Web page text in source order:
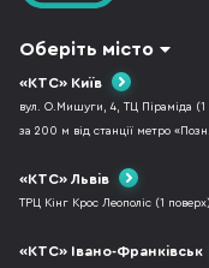
Оберіть місто
«КТС» Київ
вул. О.Мишуги, 4, ТЦ Піраміда (1
за 200 м від станції метро
«КТС» Львів
ТРЦ Кінг Крос Леополіс (1 поверх)
«КТС» Івано-Франківськ